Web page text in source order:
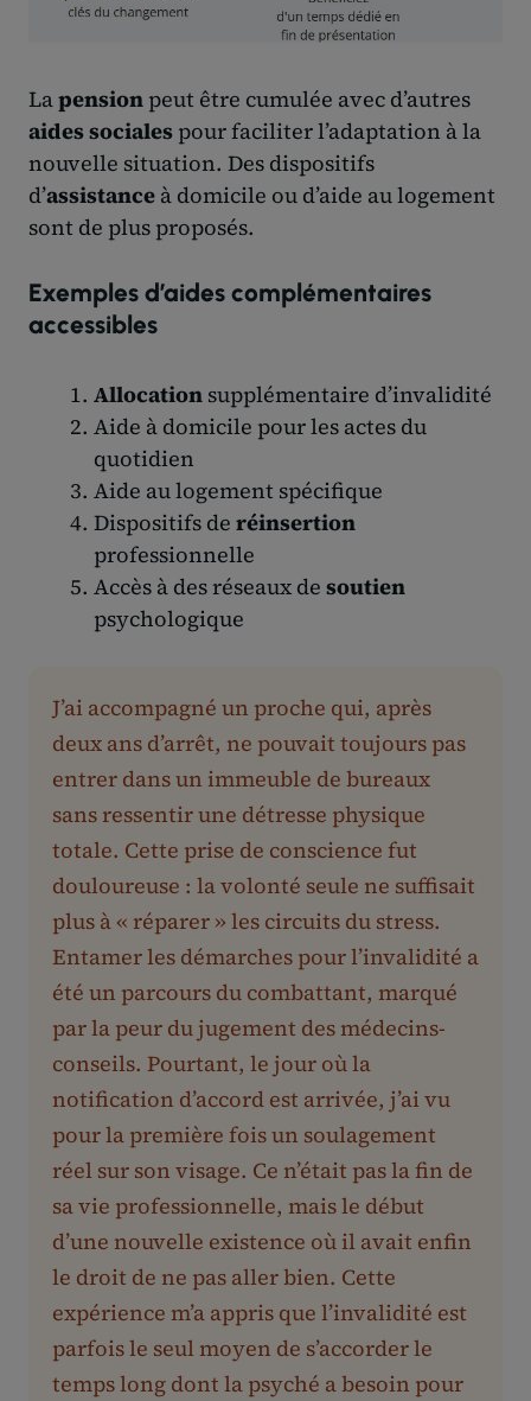
Lapension peut être cumulée avec d’autres
aides sociales pour faciliter l’adaptation à la
nouvelle situation. Des dispositifs
d’assistance à domicile ou d’aide au logement
sont de plus proposés.
Exemples d’aides complémentaires
accessibles
Allocationsupplémentaire d’invalidité
Aide à domicile pour les actes du
quotidien
Aide au logement spécifique
Dispositifs de réinsertion
professionnelle
Accès à des réseaux de soutien
psychologique
J’ai accompagné un proche qui, après
deux ans d’arrêt, ne pouvait toujours pas
entrer dans un immeuble de bureaux
sans ressentir une détresse physique
totale. Cette prise de conscience fut
douloureuse : la volonté seule ne suffisait
plus à « réparer » les circuits du stress.
Entamer les démarches pour l’invalidité a
été un parcours du combattant, marqué
par la peur du jugement des médecins-
conseils. Pourtant, le jour où la
notification d’accord est arrivée, j’ai vu
pour la première fois un soulagement
réel sur son visage. Ce n’était pas la fin de
sa vie professionnelle, mais le début
d’une nouvelle existence où il avait enfin
le droit de ne pas aller bien. Cette
expérience m’a appris que l’invalidité est
parfois le seul moyen de s’accorder le
temps long dont la psyché a besoin pour